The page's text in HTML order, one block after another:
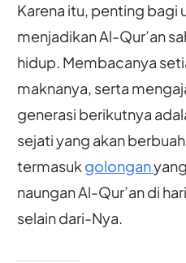
Karena itu, penting bagi
menjadikan Al-Qur’an
hidup. Membacanya
maknanya, serta
generasi berikutnya
sejati yang akan
termasuk golongan
naungan Al-Qur’an di
selain dari-Nya.